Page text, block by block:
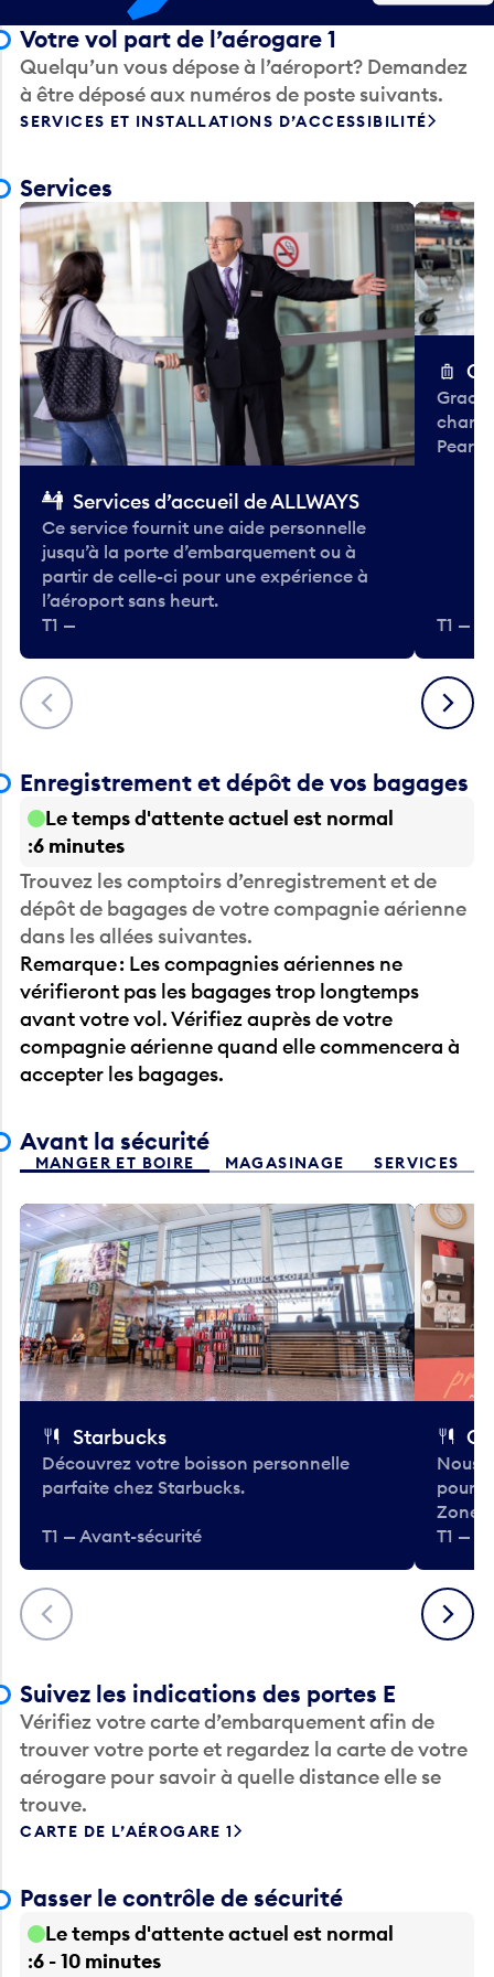
Votre vol part de l’aérogare 1
Quelqu’un vous dépose à l’aéroport? Demandez
à être déposé aux numéros de poste suivants.
SERVICES ET INSTALLATIONS D’ACCESSIBILITÉ
Services
Précédent
Services d’accueil de ALLWAYS
Ce service fournit une aide personnelle
jusqu’à la porte d’embarquement ou à
partir de celle-ci pour une expérience à
l’aéroport sans heurt.
T1 —
T1 —
Suivant
Enregistrement et dépôt de vos bagages
Le temps d'attente actuel est normal
6 minutes
Trouvez les comptoirs d’enregistrement et de
dépôt de bagages de votre compagnie aérienne
dans les allées suivantes.
Remarque : Les compagnies aériennes ne
vérifieront pas les bagages trop longtemps
avant votre vol. Vérifiez auprès de votre
compagnie aérienne quand elle commencera à
accepter les bagages.
Avant la sécurité
MANGER ET BOIRE MAGASINAGE SERVICES
Précédent
Starbucks
Découvrez votre boisson personnelle
parfaite chez Starbucks.
T1 — Avant-sécurité
Nous
pour
Zone.
T1 —
Suivant
Suivez les indications des portes E
Vérifiez votre carte d’embarquement afin de
trouver votre porte et regardez la carte de votre
aérogare pour savoir à quelle distance elle se
trouve.
CARTE DE L’AÉROGARE 1
Passer le contrôle de sécurité
Le temps d'attente actuel est normal
6 - 10 minutes